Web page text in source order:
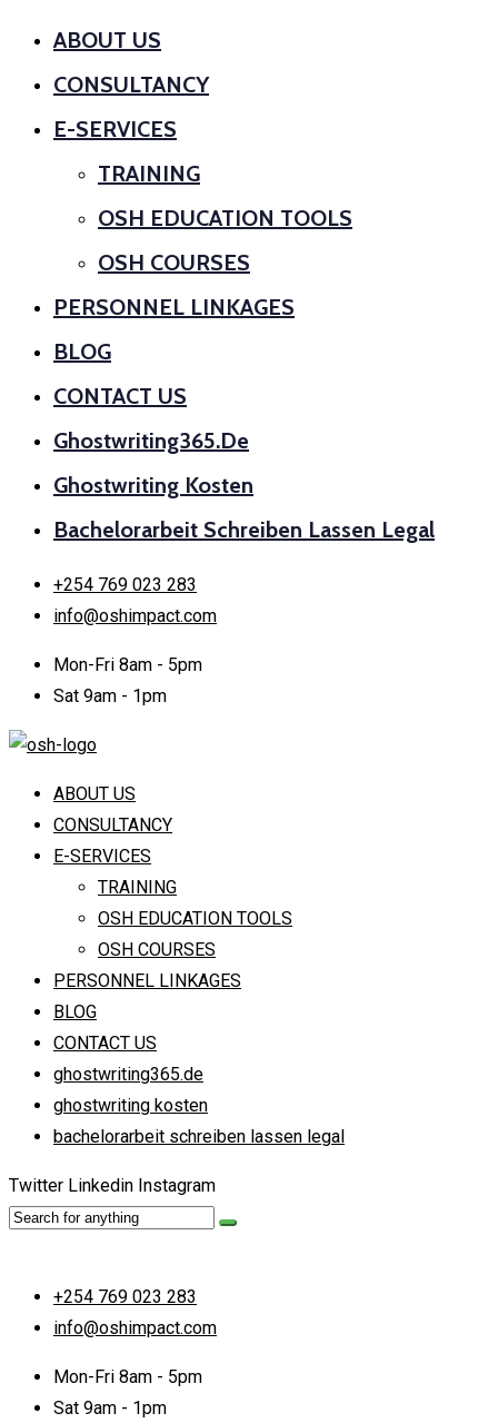
ABOUT US
CONSULTANCY
E-SERVICES
TRAINING
OSH EDUCATION TOOLS
OSH COURSES
PERSONNEL LINKAGES
BLOG
CONTACT US
Ghostwriting365.de
Ghostwriting Kosten
Bachelorarbeit Schreiben Lassen Legal
+254 769 023 283
info@oshimpact.com
Mon-Fri 8am - 5pm
Sat 9am - 1pm
ABOUT US
CONSULTANCY
E-SERVICES
TRAINING
OSH EDUCATION TOOLS
OSH COURSES
PERSONNEL LINKAGES
BLOG
CONTACT US
ghostwriting365.de
ghostwriting kosten
bachelorarbeit schreiben lassen legal
Twitter Linkedin Instagram
+254 769 023 283
info@oshimpact.com
Mon-Fri 8am - 5pm
Sat 9am - 1pm